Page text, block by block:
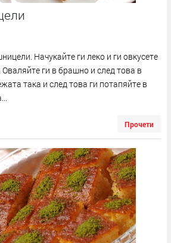
Начукайте ги леко и ги овкусете
Оваляйте ги в брашно и след това в
така и след това ги потапяйте в
Прочети